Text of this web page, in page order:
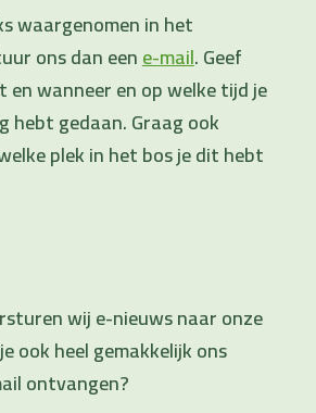
waargenomen in het
ons dan eene-mail. Geef
en wanneer en op welke tijd je
hebt gedaan. Graag ook
plek in het bos je dit hebt
wij e-nieuws naar onze
ook heel gemakkelijk ons
ontvangen?